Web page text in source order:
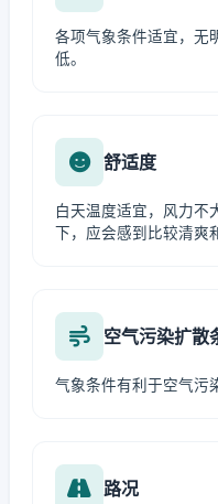
各项气象条件适宜，无
低。
舒适度
白天温度适宜，风力不
下，应会感到比较清爽
空气污染扩散
气象条件有利于空气污
路况